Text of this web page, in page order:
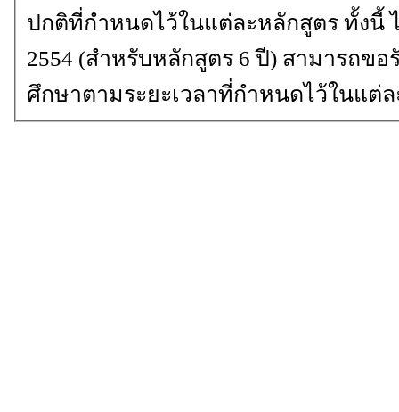
ปกติที่กำหนดไว้ในแต่ละหลักสูตร ทั้งนี้
2554 (สำหรับหลักสูตร 6 ปี) สามารถขอรับทุนได้ไม่เกินปีการ
ศึกษาตามระยะเวลาที่กำหนดไว้ในแต่